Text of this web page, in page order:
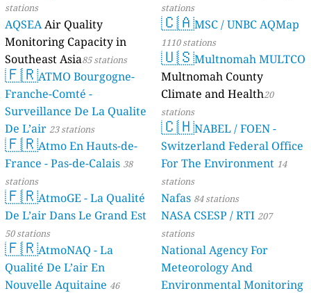
stations
AQSEAAir Quality
Monitoring Capacity in
Southeast Asia85 stations
🇫🇷ATMO Bourgogne-
Franche-Comté -
Surveillance De La Qualite
De L’air 23 stations
🇫🇷Atmo En Hauts-de-
France - Pas-de-Calais 38
stations
🇫🇷AtmoGE - La Qualité
De L’air Dans Le Grand Est
50 stations
🇫🇷AtmoNAQ - La
Qualité De L’air En
Nouvelle Aquitaine 46
stations
🇨🇦MSC / UNBC AQMap
1110 stations
🇺🇸Multnomah MULTCO
Multnomah County
Climate and Health20
stations
🇨🇭NABEL / FOEN -
Switzerland Federal Office
For The Environment 14
stations
Nafas 84 stations
NASA CSESP / RTI 207
stations
National Agency For
Meteorology And
Environmental Monitoring